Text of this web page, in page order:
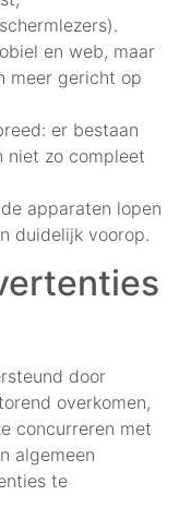
en web, maar
meer gericht op
er bestaan
niet zo compleet
apparaten lopen
duidelijk voorop.
door
overkomen,
concurreren met
algemeen
te